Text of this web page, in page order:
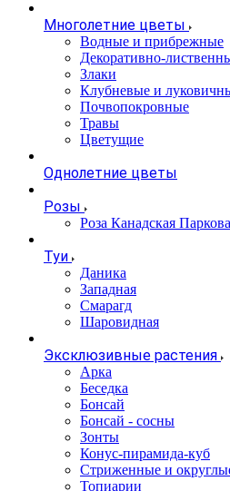
Многолетние цветы
Водные и прибрежные
Декоративно-
Злаки
Клубневые и
Почвопокровные
Травы
Цветущие
Однолетние цветы
Розы
Роза Канадская
Туи
Даника
Западная
Смарагд
Шаровидная
Эксклюзивные растения
Арка
Беседка
Бонсай
Бонсай - сосны
Зонты
Конус-пирамида-куб
Стриженные и
Топиарии